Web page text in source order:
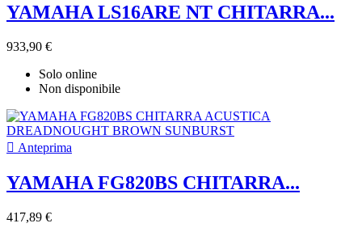
YAMAHA LS16ARE NT CHITARRA...
933,90 €
Solo online
Non disponibile
 Anteprima
YAMAHA FG820BS CHITARRA...
417,89 €